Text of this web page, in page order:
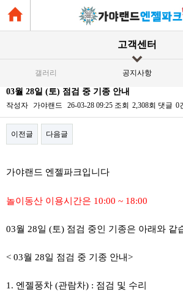
고객센터
갤러리 공지사항
03월 28일 (토) 점검 중 기종 안내
작성자 가야랜드 26-03-28 09:25 조회 2,308회 댓글 0
이전글 다음글
가야랜드 엔젤파크입니다
놀이동산 이용시간은 10:00 ~ 18:00
03월 28일 (토) 점검 중인 기종은 아래와 같
< 03월 28일 점검 중 기종 안내>
1. 엔젤풍차 (관람차) : 점검 및 수리